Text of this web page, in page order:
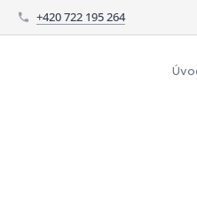
+420 722 195 264